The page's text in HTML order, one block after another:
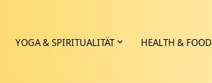
YOGA & SPIRITUALITÄT HEALTH & FOOD